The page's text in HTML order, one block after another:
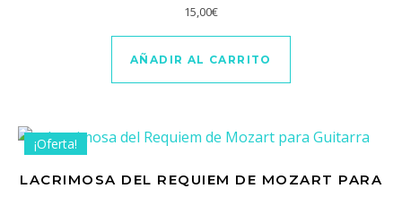
15,00€
AÑADIR AL CARRITO
¡Oferta!
LACRIMOSA DEL REQUIEM DE MOZART PARA